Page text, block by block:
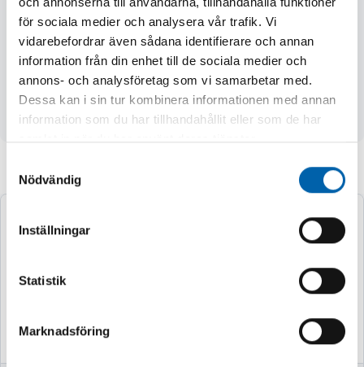
för sociala medier och analysera vår trafik. Vi
vidarebefordrar även sådana identifierare och annan
information från din enhet till de sociala medier och
annons- och analysföretag som vi samarbetar med.
Dessa kan i sin tur kombinera informationen med annan
information som du har tillhandahållit eller som de har
samlat in när du har använt deras tjänster.
Nödvändig
Inställningar
Statistik
Marknadsföring
- max. kapdjup 68 mm
- vikt 5,3 kg
Standardutrustning:
- Skyddskåpa, sidohandtag, flänsbricka, flänsmutter,
nyckel, 4 m kabel